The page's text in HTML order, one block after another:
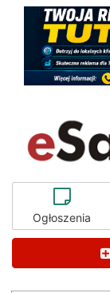
Ogłoszenia